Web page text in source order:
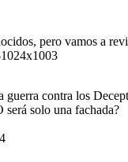
pero vamos a
contra los
será solo una fachada?